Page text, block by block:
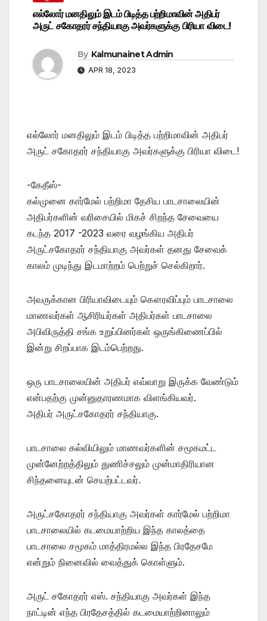
எல்லோர் மனதிலும் இடம் பிடித்த பற்றிமாவின் அதிபர்
அருட் சகோதரர் சந்தியாகு அவர்களுக்கு பிரியா விடை!
By Kalmunainet Admin
APR 18, 2023
எல்லோர் மனதிலும் இடம் பிடித்த பற்றிமாவின் அதிபர்
அருட் சகோதரர் சந்தியாகு அவர்களுக்கு பிரியா விடை!
-கேதீஸ்-
கல்முனை கார்மேல் பற்றிமா தேசிய பாடசாலையின்
அதிபர்களின் வரிசையில் மிகச் சிறந்த சேவையை
கடந்த 2017 -2023 வரை வழங்கிய அதிபர்
அருட்சகோதரர் சந்தியாகு அவர்கள் தனது சேவைக்
காலம் முடிந்து இடமாற்றம் பெற்றுச் செல்கிறார்.
அவருக்கான பிரியாவிடையும் கௌரவிப்பும் பாடசாலை
மாணவர்கள் ஆசிரியர்கள் அதிபர்கள் பாடசாலை
அபிவிருத்தி சங்க உறுப்பினர்கள் ஒருங்கிணைப்பில்
இன்று சிறப்பாக இடம்பெற்றது.
ஒரு பாடசாலையின் அதிபர் எவ்வாறு இருக்க வேண்டும்
என்பதற்கு முன்னுதாரணமாக விளங்கியவர்.
அதிபர் அருட்சகோதரர் சந்தியாகு.
பாடசாலை கல்வியிலும் மாணவர்களின் சமூகமட்ட
முன்னேற்றத்திலும் துணிச்சலும் முன்மாதிரியான
சிந்தனையுடன் செயற்பட்டவர்.
அருட்சகோதரர் சந்தியாகு அவர்கள் கார்மேல் பற்றிமா
பாடசாலையில் கடமையாற்றிய இந்த காலத்தை
பாடசாலை சமூகம் மாத்திரமல்ல இந்த பிரதேசமே
என்றும் நினைவில் வைத்துக் கொள்ளும்.
அருட் சகோதரர் எஸ். சந்தியாகு அவர்கள் இந்த
நாட்டின் எந்த பிரதேசத்தில் கடமையாற்றினாலும்